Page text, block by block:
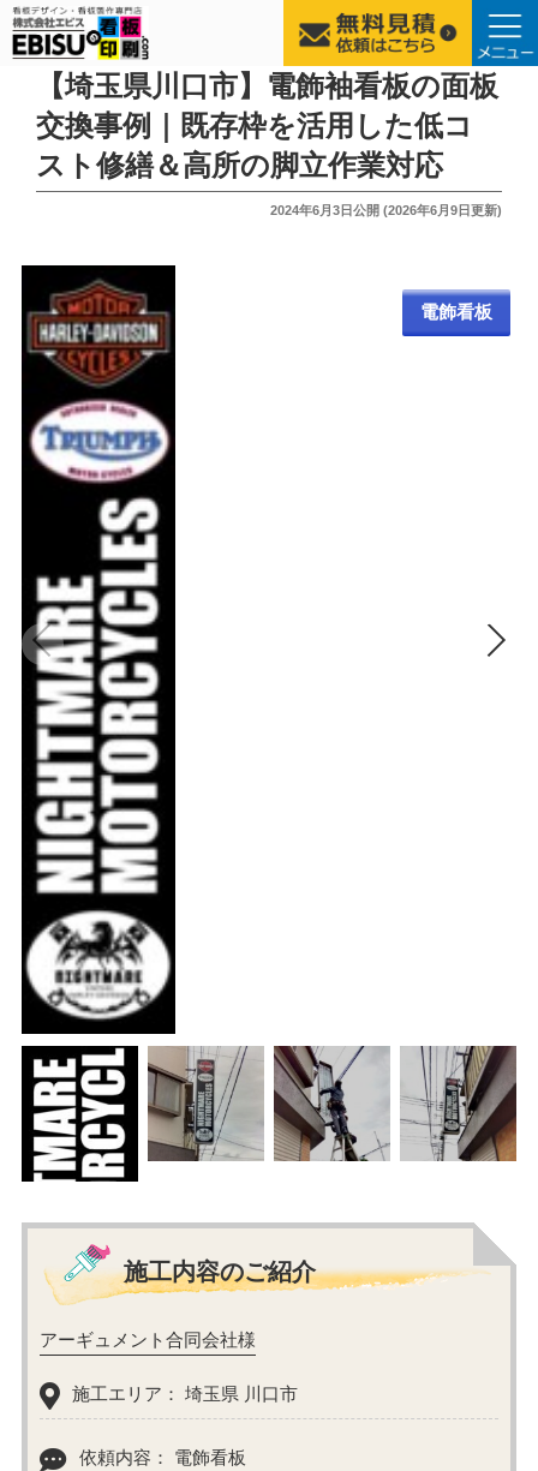
【埼玉県川口市】電飾袖看板の面板
交換事例｜既存枠を活用した低コ
スト修繕＆高所の脚立作業対応
投
2024年6月3日公開 (2026年6月9日更新)
電飾看板
施工内容のご紹介
アーギュメント合同会社様
施工エリア： 埼玉県 川口市
依頼内容： 電飾看板